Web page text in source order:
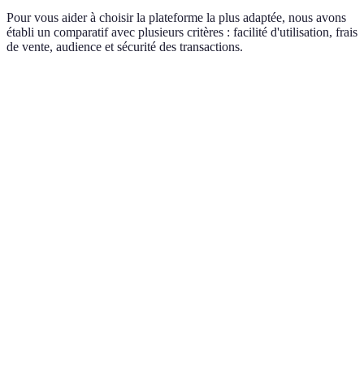
Pour vous aider à choisir la plateforme la plus adaptée, nous avons
établi un comparatif avec plusieurs critères : facilité d'utilisation, frais
de vente, audience et sécurité des transactions.